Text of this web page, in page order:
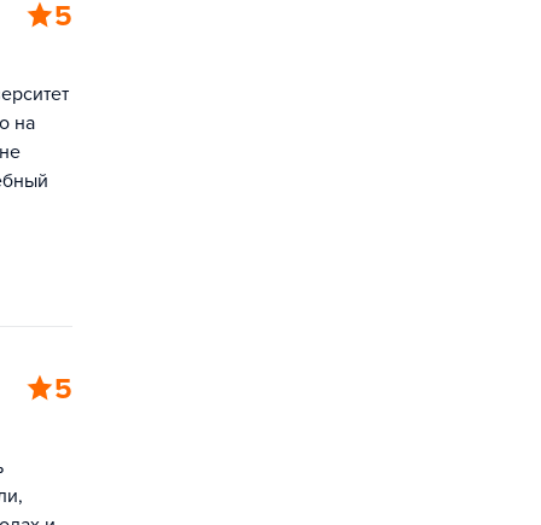
5
на
5